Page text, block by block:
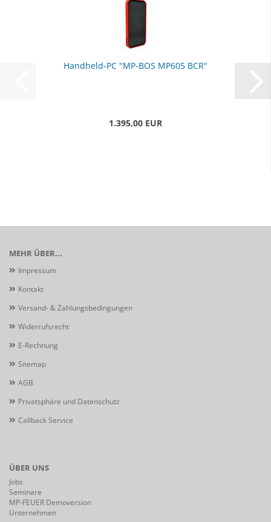
Handheld-​​PC "MP-​BOS MP605 BCR"
1.395,00 EUR
MEHR ÜBER...
Impressum
Kontakt
Versand- & Zahlungsbedingungen
Widerrufsrecht
E-Rechnung
Sitemap
AGB
Privatsphäre und Datenschutz
Callback Service
ÜBER UNS
Jobs
Seminare
MP-FEUER Demoversion
Unternehmen